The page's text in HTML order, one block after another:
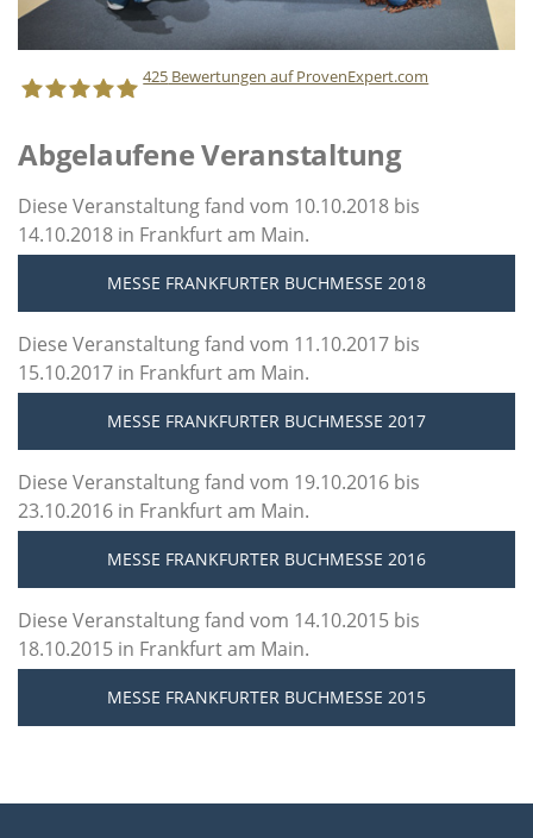
Staff Direct GmbH
425 Bewertungen auf ProvenExpert.com
Abgelaufene Veranstaltung
Diese Veranstaltung fand vom 10.10.2018 bis
14.10.2018 in Frankfurt am Main.
MESSE FRANKFURTER BUCHMESSE 2018
Diese Veranstaltung fand vom 11.10.2017 bis
15.10.2017 in Frankfurt am Main.
MESSE FRANKFURTER BUCHMESSE 2017
Diese Veranstaltung fand vom 19.10.2016 bis
23.10.2016 in Frankfurt am Main.
MESSE FRANKFURTER BUCHMESSE 2016
Diese Veranstaltung fand vom 14.10.2015 bis
18.10.2015 in Frankfurt am Main.
MESSE FRANKFURTER BUCHMESSE 2015